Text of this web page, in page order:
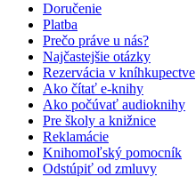
Doručenie
Platba
Prečo práve u nás?
Najčastejšie otázky
Rezervácia v kníhkupectve
Ako čítať e-knihy
Ako počúvať audioknihy
Pre školy a knižnice
Reklamácie
Knihomoľský pomocník
Odstúpiť od zmluvy